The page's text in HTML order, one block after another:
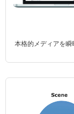
本格的メディアを